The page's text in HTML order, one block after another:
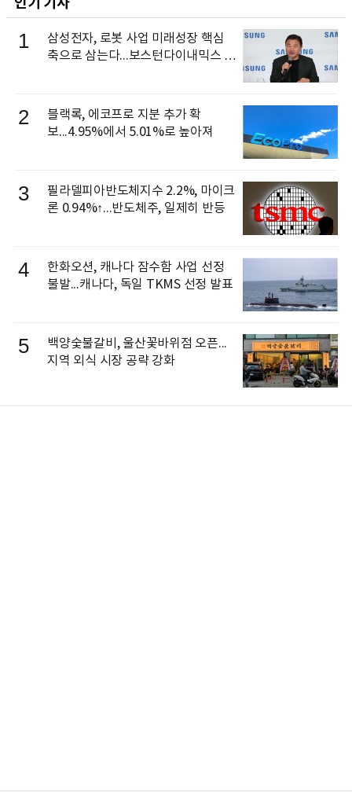
1
삼성전자, 로봇 사업 미래성장 핵심
축으로 삼는다...보스턴다이내믹스 출
2
블랙록, 에코프로 지분 추가 확
보...4.95%에서 5.01%로 높아져
3
필라델피아반도체지수 2.2%, 마이크
론 0.94%↑...반도체주, 일제히 반등
4
한화오션, 캐나다 잠수함 사업 선정
불발...캐나다, 독일 TKMS 선정 발표
5
백양숯불갈비, 울산꽃바위점 오픈...
지역 외식 시장 공략 강화